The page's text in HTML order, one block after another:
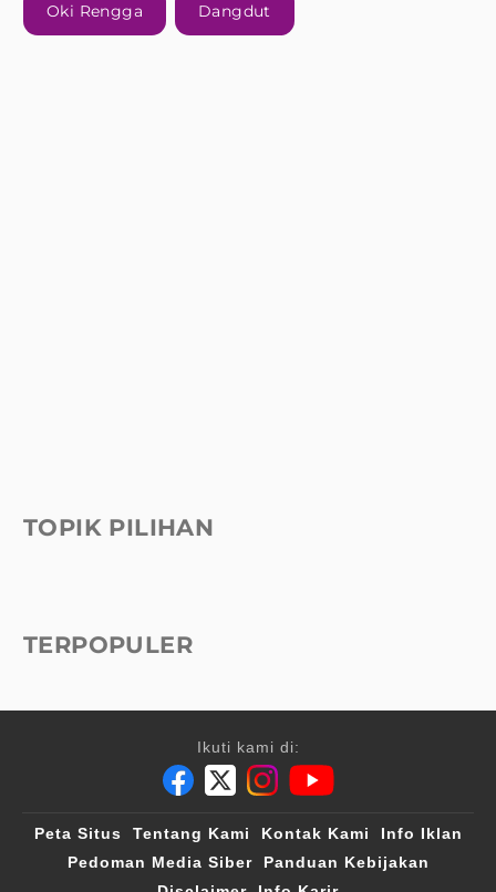
Oki Rengga Dangdut
TOPIK PILIHAN
TERPOPULER
Ikuti kami di:
Peta Situs Tentang Kami Kontak Kami
Info Iklan
Pedoman Media Siber
Panduan Kebijakan